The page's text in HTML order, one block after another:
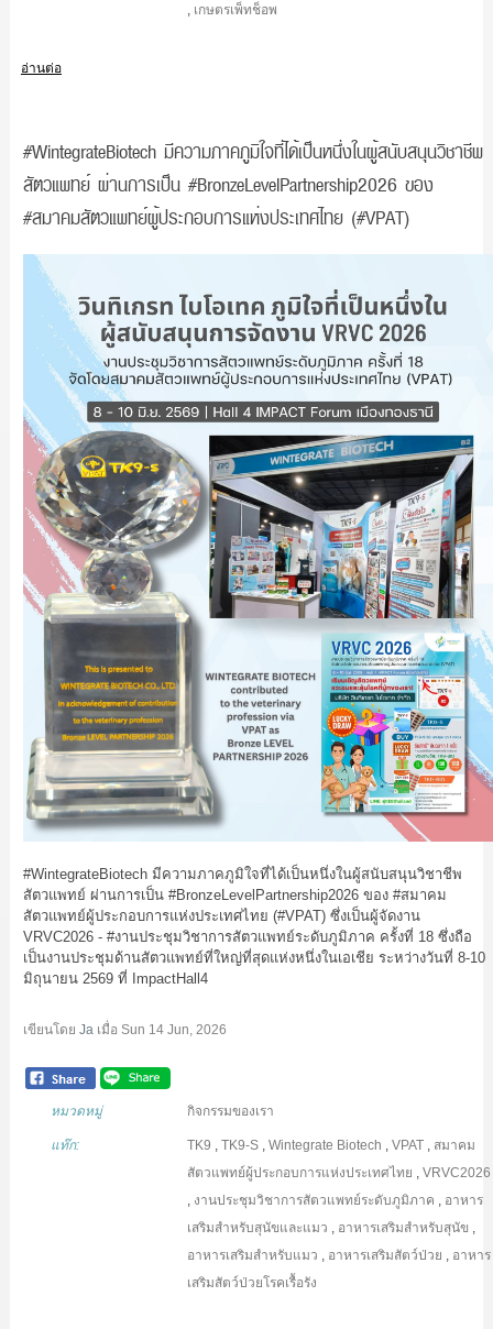
, เกษตรเพ็ทช็อพ
อ่านต่อ
#WintegrateBiotech มีความภาคภูมิใจที่ได้เป็นหนึ่งในผู้สนับสนุนวิชาชีพ
สัตวแพทย์ ผ่านการเป็น #BronzeLevelPartnership2026 ของ
#สมาคมสัตวแพทย์ผู้ประกอบการแห่งประเทศไทย (#VPAT)
#WintegrateBiotechมีความภาคภูมิใจที่ได้เป็นหนึ่งในผู้สนับสนุนวิชาชีพ
สัตวแพทย์ ผ่านการเป็น #BronzeLevelPartnership2026ของ #สมาคม
สัตวแพทย์ผู้ประกอบการแห่งประเทศไทย (#VPAT) ซึ่งเป็นผู้จัดงาน
VRVC2026 - #งานประชุมวิชาการสัตวแพทย์ระดับภูมิภาค ครั้งที่ 18 ซึ่งถือ
เป็นงานประชุมด้านสัตวแพทย์ที่ใหญ่ที่สุดแห่งหนึ่งในเอเชีย ระหว่างวันที่ 8-10
มิถุนายน 2569 ที่ ImpactHall4
เขียนโดย Jaเมื่อ Sun 14 Jun, 2026
หมวดหมู่ กิจกรรมของเรา
แท๊ก: TK9 ,TK9-S ,Wintegrate Biotech ,VPAT , สมาคม
สัตวแพทย์ผู้ประกอบการแห่งประเทศไทย ,VRVC2026
, งานประชุมวิชาการสัตวแพทย์ระดับภูมิภาค , อาหาร
เสริมสำหรับสุนัขและแมว , อาหารเสริมสำหรับสุนัข ,
อาหารเสริมสำหรับแมว , อาหารเสริมสัตว์ป่วย , อาหาร
เสริมสัตว์ป่วยโรคเรื้อรัง